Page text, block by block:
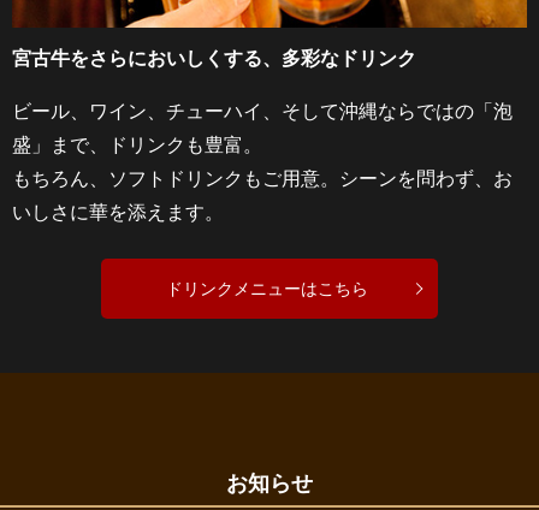
宮古牛をさらにおいしくする、多彩なドリンク
ビール、ワイン、チューハイ、そして沖縄ならではの「泡
盛」まで、ドリンクも豊富。
もちろん、ソフトドリンクもご用意。シーンを問わず、お
いしさに華を添えます。
ドリンクメニューはこちら
お知らせ